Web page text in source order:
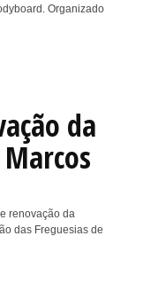
Organizado
da
renovação da
das Freguesias de